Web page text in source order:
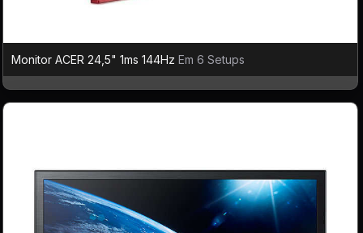
Monitor ACER 24,5" 1ms 144Hz Em 6 Setups